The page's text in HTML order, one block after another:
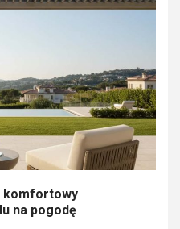
komfortowy
na pogodę